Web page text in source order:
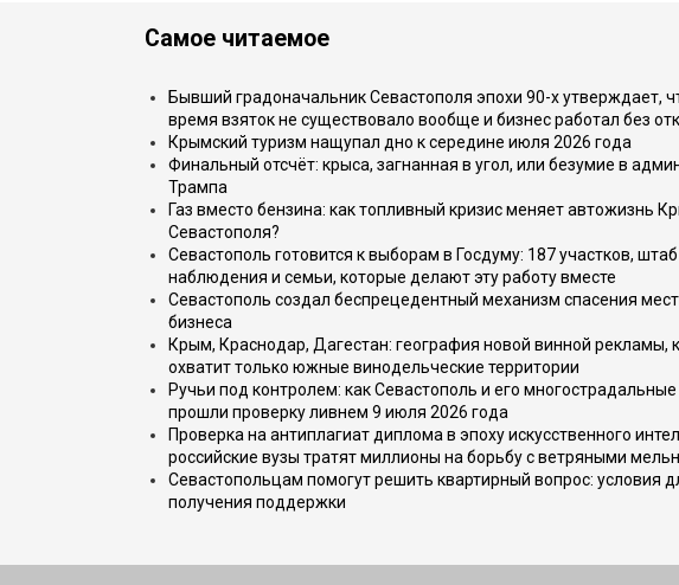
Самое читаемое
Бывший градоначальник Севастополя эпохи 90-х утверждает,
время взяток не существовало вообще и бизнес работал без
Крымский туризм нащупал дно к середине июля 2026 года
Финальный отсчёт: крыса, загнанная в угол, или безумие в
Трампа
Газ вместо бензина: как топливный кризис меняет автожизнь
Севастополя?
Севастополь готовится к выборам в Госдуму: 187 участков, штаб
наблюдения и семьи, которые делают эту работу вместе
Севастополь создал беспрецедентный механизм спасения
бизнеса
Крым, Краснодар, Дагестан: география новой винной рекламы,
охватит только южные винодельческие территории
Ручьи под контролем: как Севастополь и его
прошли проверку ливнем 9 июля 2026 года
Проверка на антиплагиат диплома в эпоху искусственного
российские вузы тратят миллионы на борьбу с ветряными
Севастопольцам помогут решить квартирный вопрос: условия
получения поддержки